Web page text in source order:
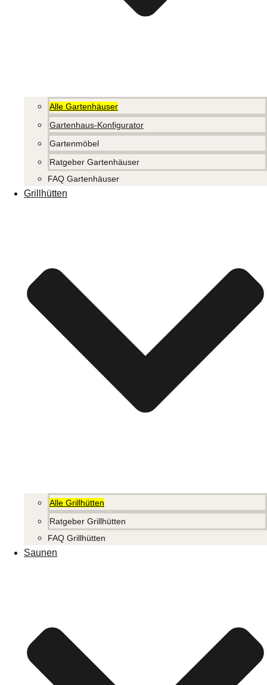
Alle Gartenhäuser
Gartenhaus-Konfigurator
Gartenmöbel
Ratgeber Gartenhäuser
FAQ Gartenhäuser
Grillhütten
Alle Grillhütten
Ratgeber Grillhütten
FAQ Grillhütten
Saunen